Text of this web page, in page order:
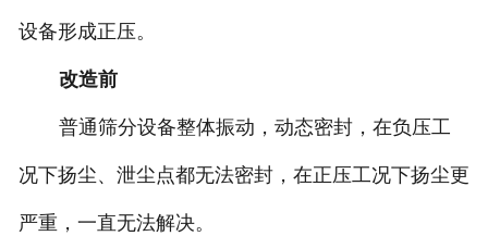
联系我们
设备形成正压。
改造前
普通筛分设备整体振动，动态密封，在负压工
况下扬尘、泄尘点都无法密封，在正压工况下扬尘更
严重，一直无法解决。